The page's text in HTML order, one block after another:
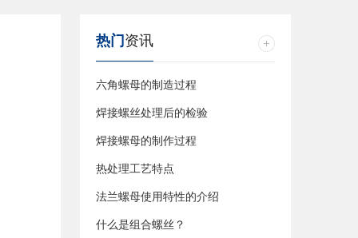
热门 资讯
六角螺母的制造过程
焊接螺丝处理后的检验
焊接螺母的制作过程
热处理工艺特点
法兰螺母使用特性的介绍
什么是组合螺丝？